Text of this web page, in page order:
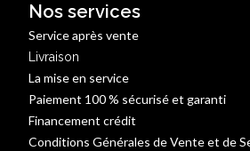
Nos services
Service après vente
Livraison
La mise en service
Paiement 100 % sécurisé et garanti
Financement crédit
Conditions Générales de Vente et de